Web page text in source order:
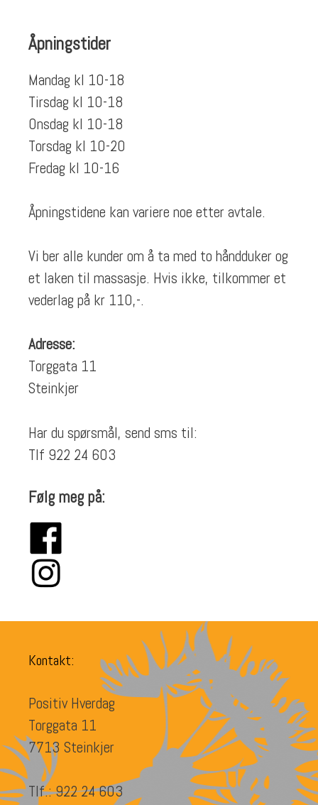
Åpningstider
Mandag kl 10-18
Tirsdag kl 10-18
Onsdag kl 10-18
Torsdag kl 10-20
Fredag kl 10-16
Åpningstidene kan variere noe etter avtale.
Vi ber alle kunder om å ta med to håndduker og
et laken til massasje. Hvis ikke, tilkommer et
vederlag på kr 110,-.
Adresse:
Torggata 11
Steinkjer
Har du spørsmål, send sms til:
Tlf 922 24 603
Følg meg på:
Kontakt:
Positiv Hverdag
Torggata 11
7713 Steinkjer
Tlf.: 922 24 603